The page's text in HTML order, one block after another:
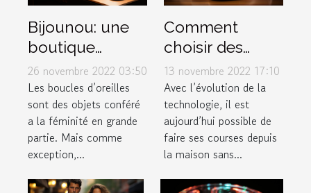
Bijounou: une
boutique
ouverte pour
les boucles
d'oreilles en
acier
inoxydable
26 novembre 2022 03:50
Les boucles d’oreilles
sont des objets conféré
a la féminité en grande
partie. Mais comme
exception,...
Comment
choisir des
baskets dans
une boutique
en ligne ?
13 novembre 2022 17:10
Avec l’évolution de la
technologie, il est
aujourd’hui possible de
faire ses courses depuis
la maison sans...